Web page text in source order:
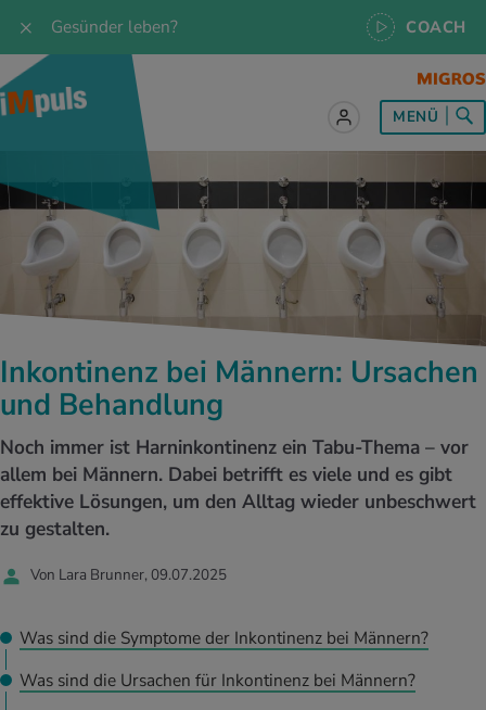
Gesünder leben? COACH
zum Thema Ernährung
Essen
& Intoleranzen
zum Thema Bewegung
& Jogging
& Outdoor
Biken
THEMEN IM BEREICH BEWEGUNG
Kalorienverbrauch berechnen
zum Thema Entspannung
im Alltag
Life Balance
THEMEN IM BEREICH ENTSPANNUNG
Glücklich sein
zum Thema Medizin
im Alltag
Wissen
zum Thema Services
Test & Quizze
iMpuls
THEMEN IM BEREICH SERVICES
Angebote
MENÜ
Inkontinenz bei Männern: Ursachen
und Behandlung
Noch immer ist Harninkontinenz ein Tabu-Thema – vor
allem bei Männern. Dabei betrifft es viele und es gibt
effektive Lösungen, um den Alltag wieder unbeschwert
zu gestalten.
Von Lara Brunner, 09.07.2025
Was sind die Symptome der Inkontinenz bei Männern?
Was sind die Ursachen für Inkontinenz bei Männern?